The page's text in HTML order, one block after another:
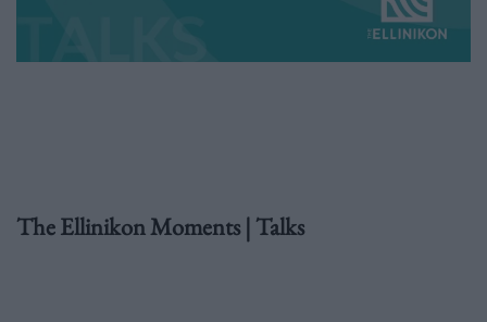
ΤheEllinikonMoments| Talks